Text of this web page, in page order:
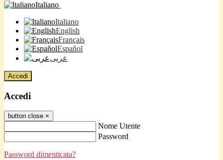
Italiano
Italiano
English
Français
Español
عربى
Accedi
Accedi
button close ×
Nome Utente
Password
Password dimenticata?